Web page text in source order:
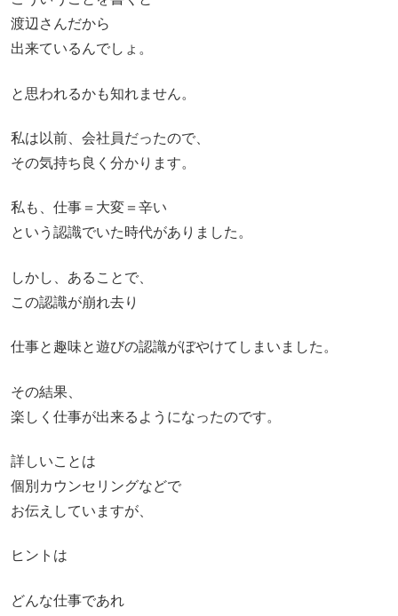
渡辺さんだから
出来ているんでしょ。
と思われるかも知れません。
私は以前、会社員だったので、
その気持ち良く分かります。
私も、仕事＝大変＝辛い
という認識でいた時代がありました。
しかし、あることで、
この認識が崩れ去り
仕事と趣味と遊びの認識がぼやけてしまいました。
その結果、
楽しく仕事が出来るようになったのです。
詳しいことは
個別カウンセリングなどで
お伝えしていますが、
ヒントは
どんな仕事であれ